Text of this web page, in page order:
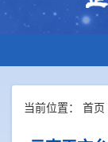
当前位置： 首页